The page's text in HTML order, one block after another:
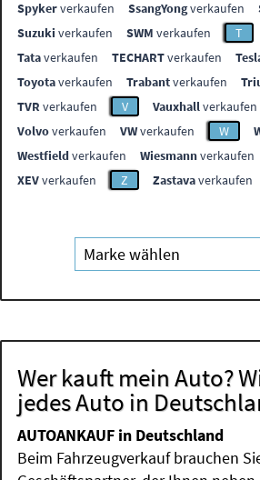
Spykerverkaufen SsangYongverkaufen
Suzuki verkaufen SWM verkaufen T
Tataverkaufen TECHARTverkaufen
Toyotaverkaufen Trabantverkaufen
TVR verkaufen V Vauxhallverkaufen
Volvoverkaufen VWverkaufen W
Westfieldverkaufen Wiesmannverkaufen
XEVverkaufen Z Zastavaverkaufen
Wer kauft mein Auto?
jedes Auto in
AUTOANKAUF in Deutschland
Beim Fahrzeugverkauf brauchen